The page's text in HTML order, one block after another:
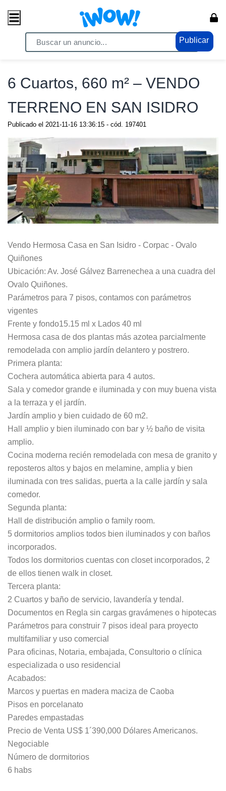
Publicar
/ Comercio / Consumo masivo
6 Cuartos, 660 m² – VENDO
TERRENO EN SAN ISIDRO
Publicado el 2021-11-16 13:36:15 - cód. 197401
Vendo Hermosa Casa en San Isidro - Corpac - Ovalo
Quiñones
Ubicación: Av. José Gálvez Barrenechea a una cuadra del
Ovalo Quiñones.
Parámetros para 7 pisos, contamos con parámetros
vigentes
Frente y fondo15.15 ml x Lados 40 ml
Hermosa casa de dos plantas más azotea parcialmente
remodelada con amplio jardín delantero y postrero.
Primera planta:
Cochera automática abierta para 4 autos.
Sala y comedor grande e iluminada y con muy buena vista
a la terraza y el jardín.
Jardín amplio y bien cuidado de 60 m2.
Hall amplio y bien iluminado con bar y ½ baño de visita
amplio.
Cocina moderna recién remodelada con mesa de granito y
reposteros altos y bajos en melamine, amplia y bien
iluminada con tres salidas, puerta a la calle jardín y sala
comedor.
Segunda planta:
Hall de distribución amplio o family room.
5 dormitorios amplios todos bien iluminados y con baños
incorporados.
Todos los dormitorios cuentas con closet incorporados, 2
de ellos tienen walk in closet.
Tercera planta:
2 Cuartos y baño de servicio, lavandería y tendal.
Documentos en Regla sin cargas gravámenes o hipotecas
Parámetros para construir 7 pisos ideal para proyecto
multifamiliar y uso comercial
Para oficinas, Notaria, embajada, Consultorio o clínica
especializada o uso residencial
Acabados:
Marcos y puertas en madera maciza de Caoba
Pisos en porcelanato
Paredes empastadas
Precio de Venta US$ 1´390,000 Dólares Americanos.
Negociable
Número de dormitorios
6 habs